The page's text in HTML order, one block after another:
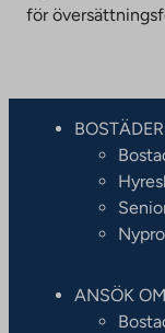
för
BOSTÄDER
ANSÖK